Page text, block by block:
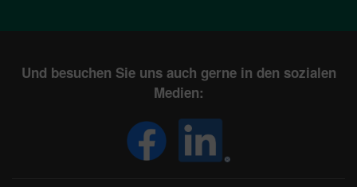
Und besuchen Sie uns auch gerne in den sozialen
Medien: